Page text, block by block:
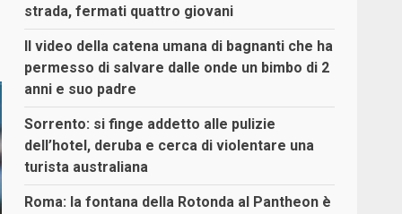
strada, fermati quattro giovani
Il video della catena umana di bagnanti che ha
permesso di salvare dalle onde un bimbo di 2
anni e suo padre
Sorrento: si finge addetto alle pulizie
dell’hotel, deruba e cerca di violentare una
turista australiana
Roma: la fontana della Rotonda al Pantheon è